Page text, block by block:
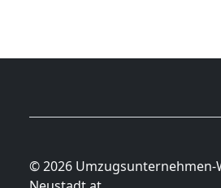
© 2026 Umzugsunternehmen-